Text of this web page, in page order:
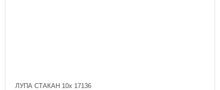
ЛУПА СТАКАН 10х 17136